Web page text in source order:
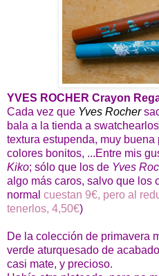
YVES ROCHER Crayon
Cada vez que Yves Rocher
bala a la tienda a
textura estupenda, muy
colores bonitos, ...Entre mis
Kiko; sólo que los de Yves
algo más caros, salvo que los
normal cuestan 9€, pero al
tenerlos, 4,50€)
De la colección de primavera
verde aturquesado de
casi mate, y precioso.